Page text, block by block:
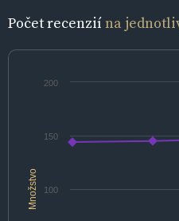
Počet recenziína
Množstvo 100
150
200